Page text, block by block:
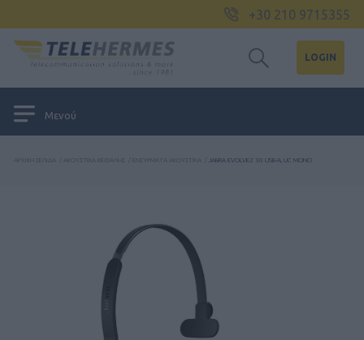
+30 210 9715355
LOGIN
Μενού
ΑΡΧΙΚΉ ΣΕΛΊΔΑ ΑΚΟΥΣΤΙΚΆ ΚΕΦΑΛΉΣ ΕΝΣΎΡΜΑΤΑ ΑΚΟΥΣΤΙΚΆ JABRA EVOLVE2 30 USB-A, UC MONO